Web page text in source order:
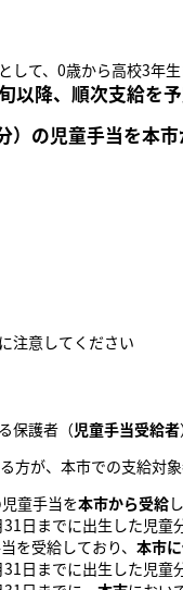
して、0歳から高校3年
降、順次支給を予
の児童手当を本
注意してください
保護者（児童手当受給者
方が、本市での支給対象
童手当を本市から受給
日までに出生した児童
を受給しており、 本市
日までに出生した児童